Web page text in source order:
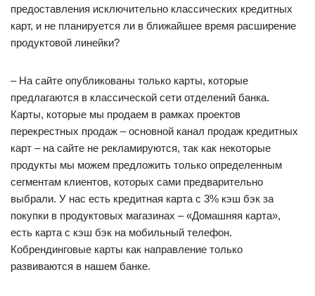
предоставления исключительно классических кредитных
карт, и не планируется ли в ближайшее время расширение
продуктовой линейки?
– На сайте опубликованы только карты, которые
предлагаются в классической сети отделений банка.
Карты, которые мы продаем в рамках проектов
перекрестных продаж – основной канал продаж кредитных
карт – на сайте не рекламируются, так как некоторые
продукты мы можем предложить только определенным
сегментам клиентов, которых сами предварительно
выбрали. У нас есть кредитная карта с 3% кэш бэк за
покупки в продуктовых магазинах – «Домашняя карта»,
есть карта с кэш бэк на мобильный телефон.
Кобрендинговые карты как направление только
развиваются в нашем банке.